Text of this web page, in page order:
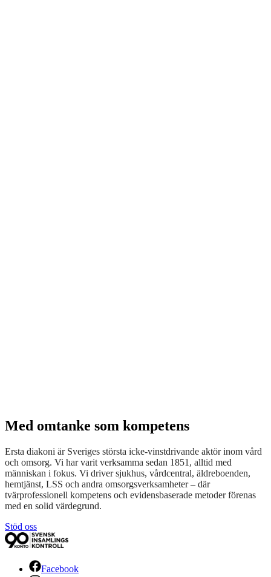
Med omtanke som kompetens
Ersta diakoni är Sveriges största icke-vinstdrivande aktör inom vård
och omsorg. Vi har varit verksamma sedan 1851, alltid med
människan i fokus. Vi driver sjukhus, vårdcentral, äldreboenden,
hemtjänst, LSS och andra omsorgsverksamheter – där
tvärprofessionell kompetens och evidensbaserade metoder förenas
med en solid värdegrund.
Stöd oss
Facebook